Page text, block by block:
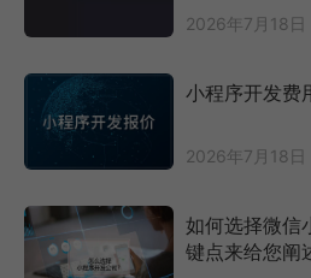
2026年7月18日
小程序开发费
2026年7月18日
如何选择微信
键点来给您阐